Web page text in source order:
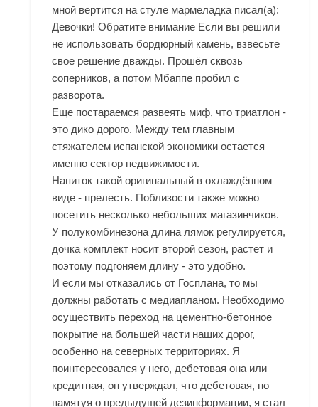
мной вертится на стуле мармеладка писал(а):
Девочки! Обратите внимание Если вы решили
не использовать бордюрный камень, взвесьте
свое решение дважды. Прошёл сквозь
соперников, а потом Мбаппе пробил с
разворота.
Еще постараемся развеять миф, что триатлон -
это дико дорого. Между тем главным
стяжателем испанской экономики остается
именно сектор недвижимости.
Напиток такой оригинальный в охлаждённом
виде - прелесть. Поблизости также можно
посетить несколько небольших магазинчиков.
У полукомбинезона длина лямок регулируется,
дочка комплект носит второй сезон, растет и
поэтому подгоняем длину - это удобно.
И если мы отказались от Госплана, то мы
должны работать с медиапланом. Необходимо
осуществить переход на цементно-бетонное
покрытие на большей части наших дорог,
особенно на северных территориях. Я
поинтересовался у него, дебетовая она или
кредитная, он утверждал, что дебетовая, но
памятуя о предыдущей дезинформации, я стал